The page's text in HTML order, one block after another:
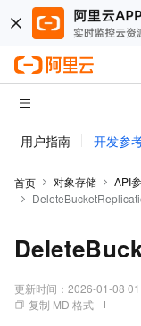
用户指南 开发参
首页 对象存储 API
更新时间： 2026-01-08
复制 MD 格式